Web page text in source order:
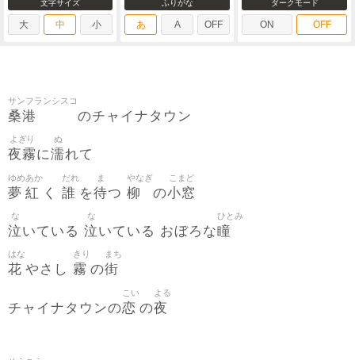
文字サイズ
大 中 小
ふりがな
あ A OFF
ダークモード
ON OFF
桑港
サンフランシスコ
のチャイナタウン
夜霧
よぎり
に濡
ぬ
れて
夢
ゆめ
紅
あか
く 誰
だれ
を待
ま
つ 柳
やなぎ
の小窓
こまど
泣
な
いている 泣
な
いている おぼろな瞳
ひとみ
花
はな
やさし 霧
きり
の街
まち
チャイナタウンの恋
こい
の夜
よる